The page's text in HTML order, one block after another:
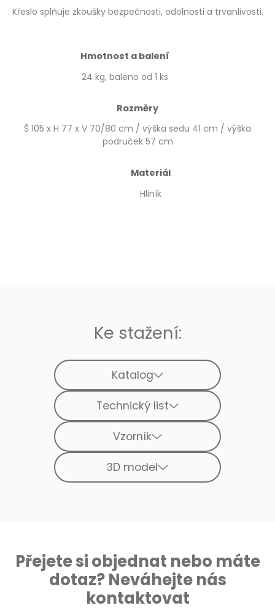
Křeslo splňuje zkoušky bezpečnosti, odolnosti a trvanlivosti.
Hmotnost a balení
24 kg, baleno od 1 ks
Rozměry
Š 105 x H 77 x V 70/80 cm / výška sedu 41 cm / výška
područek 57 cm
Materiál
Hliník
Ke stažení:
Katalog
Technický list
Vzorník
3D model
Přejete si objednat nebo máte
dotaz? Neváhejte nás
kontaktovat